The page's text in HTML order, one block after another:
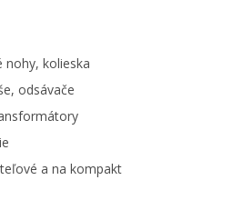
nohy, kolieska
odsávače
a na kompakt